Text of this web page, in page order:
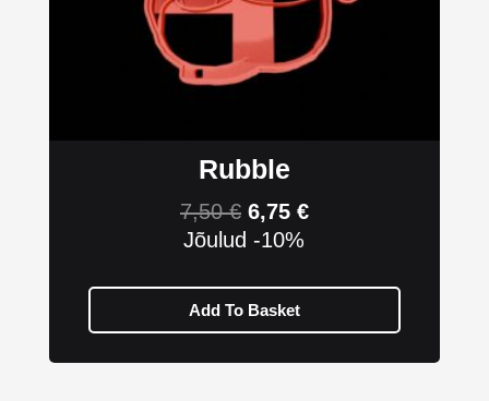
Rubble
7,50€ 6,75 €
Jõulud -10%
Add To Basket